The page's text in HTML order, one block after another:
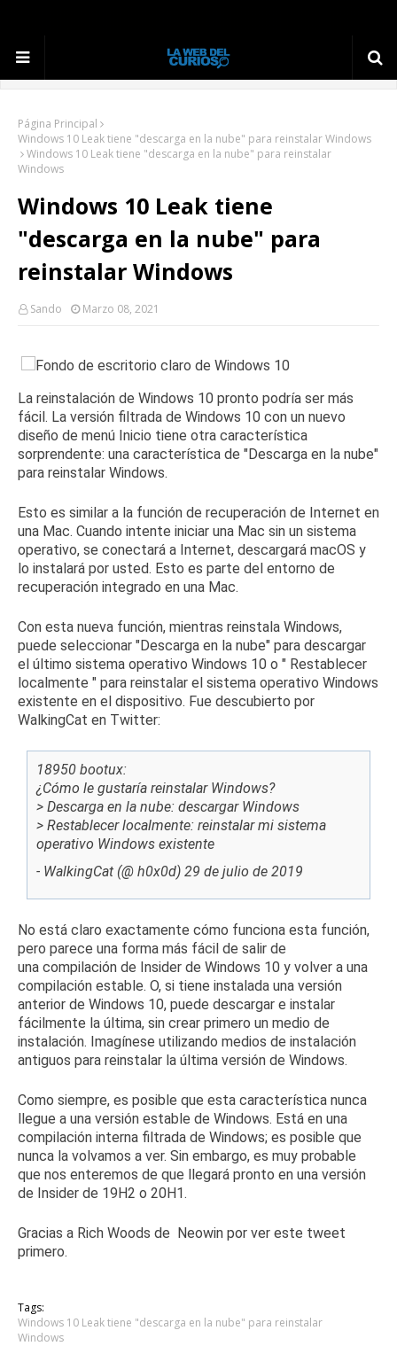
Página Principal
Windows 10 Leak tiene "descarga en la nube" para reinstalar Windows
Windows 10 Leak tiene "descarga en la nube" para reinstalar
Windows
Windows 10 Leak tiene
"descarga en la nube" para
reinstalar Windows
Sando Marzo 08, 2021
La reinstalación de Windows 10 pronto podría ser más
fácil. La versión filtrada de Windows 10 con un nuevo
diseño de menú Inicio tiene otra característica
sorprendente: una característica de "Descarga en la nube"
para reinstalar Windows.
Esto es similar a la función de recuperación de Internet en
una Mac. Cuando intente iniciar una Mac sin un sistema
operativo, se conectará a Internet, descargará macOS y
lo instalará por usted. Esto es parte del entorno de
recuperación integrado en una Mac.
Con esta nueva función, mientras reinstala Windows,
puede seleccionar "Descarga en la nube" para descargar
el último sistema operativo Windows 10 o " Restablecer
localmente " para reinstalar el sistema operativo Windows
existente en el dispositivo. Fue descubierto por
WalkingCat en Twitter:
18950 bootux:
¿Cómo le gustaría reinstalar Windows?
> Descarga en la nube: descargar Windows
> Restablecer localmente: reinstalar mi sistema
operativo Windows existente
- WalkingCat (@ h0x0d) 29 de julio de 2019
No está claro exactamente cómo funciona esta función,
pero parece una forma más fácil de salir de
una compilación de Insider de Windows 10 y volver a una
compilación estable. O, si tiene instalada una versión
anterior de Windows 10, puede descargar e instalar
fácilmente la última, sin crear primero un medio de
instalación. Imagínese utilizando medios de instalación
antiguos para reinstalar la última versión de Windows.
Como siempre, es posible que esta característica nunca
llegue a una versión estable de Windows. Está en una
compilación interna filtrada de Windows; es posible que
nunca la volvamos a ver. Sin embargo, es muy probable
que nos enteremos de que llegará pronto en una versión
de Insider de 19H2 o 20H1.
Gracias a Rich Woods de Neowin por ver este tweet
primero.
Tags:
Windows 10 Leak tiene "descarga en la nube" para reinstalar
Windows